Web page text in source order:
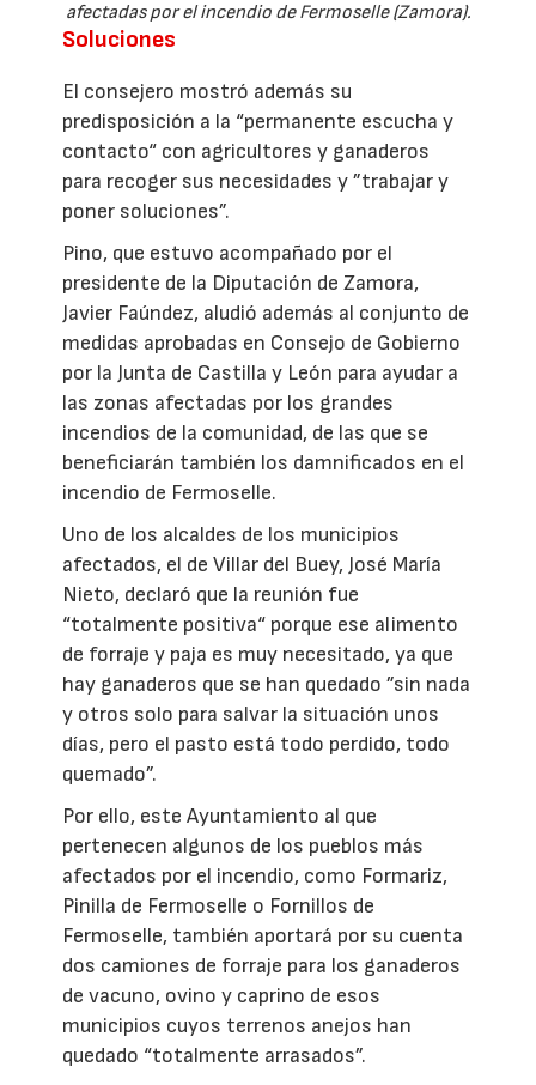
afectadas por el incendio de Fermoselle (Zamora).
Soluciones
El consejero mostró además su
predisposición a la “permanente escucha y
contacto“ con agricultores y ganaderos
para recoger sus necesidades y ”trabajar y
poner soluciones”.
Pino, que estuvo acompañado por el
presidente de la Diputación de Zamora,
Javier Faúndez, aludió además al conjunto de
medidas aprobadas en Consejo de Gobierno
por la Junta de Castilla y León para ayudar a
las zonas afectadas por los grandes
incendios de la comunidad, de las que se
beneficiarán también los damnificados en el
incendio de Fermoselle.
Uno de los alcaldes de los municipios
afectados, el de Villar del Buey, José María
Nieto, declaró que la reunión fue
“totalmente positiva“ porque ese alimento
de forraje y paja es muy necesitado, ya que
hay ganaderos que se han quedado ”sin nada
y otros solo para salvar la situación unos
días, pero el pasto está todo perdido, todo
quemado”.
Por ello, este Ayuntamiento al que
pertenecen algunos de los pueblos más
afectados por el incendio, como Formariz,
Pinilla de Fermoselle o Fornillos de
Fermoselle, también aportará por su cuenta
dos camiones de forraje para los ganaderos
de vacuno, ovino y caprino de esos
municipios cuyos terrenos anejos han
quedado “totalmente arrasados”.